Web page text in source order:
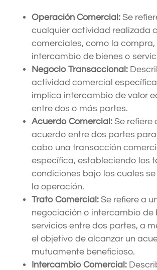
Operación Comercial:Se
cualquier actividad realizada
comerciales, como la compra,
intercambio de bienes o
Negocio Transaccional:
actividad comercial
implica intercambio de valor
entre dos o más partes.
Acuerdo Comercial:Se refiere
acuerdo entre dos partes
cabo una transacción
específica, estableciendo los
condiciones bajo los cuales
la operación.
Trato Comercial:Se refiere a
negociación o intercambio de
servicios entre dos partes, a
el objetivo de alcanzar un
mutuamente beneficioso.
Intercambio Comercial: